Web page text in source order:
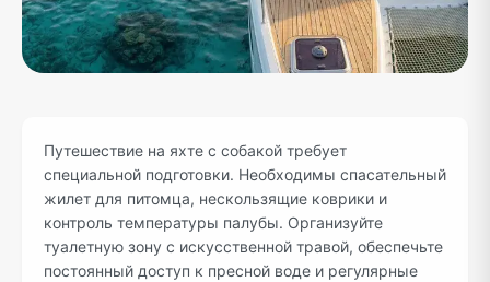
Путешествие на яхте с собакой требует
специальной подготовки. Необходимы спасательный
жилет для питомца, нескользящие коврики и
контроль температуры палубы. Организуйте
туалетную зону с искусственной травой, обеспечьте
постоянный доступ к пресной воде и регулярные